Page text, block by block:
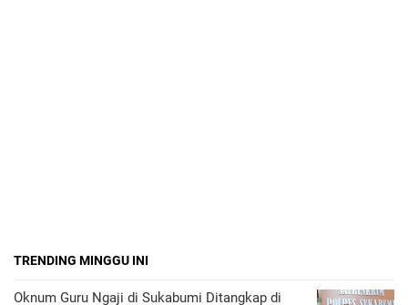
TRENDING MINGGU INI
Oknum Guru Ngaji di Sukabumi Ditangkap di